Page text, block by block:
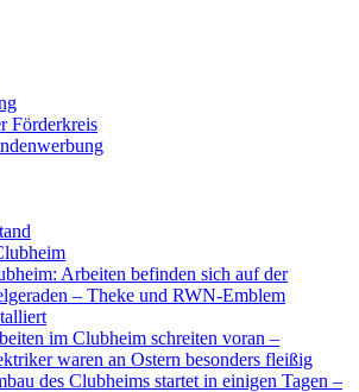
Förderkreis
Arbeiten befinden sich auf der
– Theke und RWN-Emblem
im Clubheim schreiten voran –
waren an Ostern besonders fleißig
des Clubheims startet in einigen Tagen –